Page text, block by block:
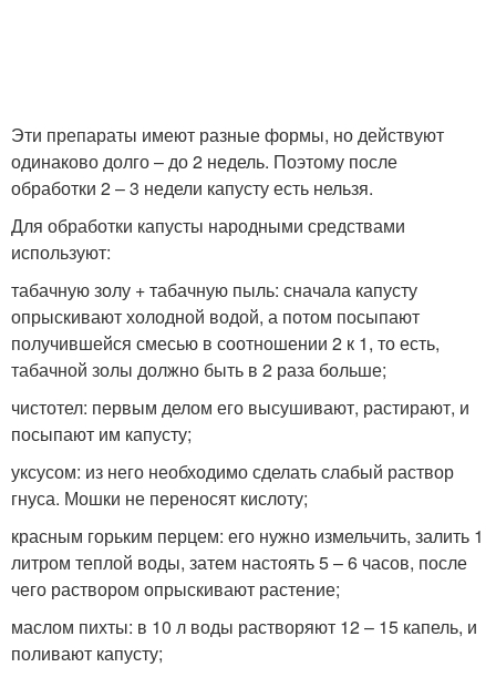
Эти препараты имеют разные формы, но действуют
одинаково долго – до 2 недель. Поэтому после
обработки 2 – 3 недели капусту есть нельзя.
Для обработки капусты народными средствами
используют:
табачную золу + табачную пыль: сначала капусту
опрыскивают холодной водой, а потом посыпают
получившейся смесью в соотношении 2 к 1, то есть,
табачной золы должно быть в 2 раза больше;
чистотел: первым делом его высушивают, растирают, и
посыпают им капусту;
уксусом: из него необходимо сделать слабый раствор
гнуса. Мошки не переносят кислоту;
красным горьким перцем: его нужно измельчить, залить 1
литром теплой воды, затем настоять 5 – 6 часов, после
чего раствором опрыскивают растение;
маслом пихты: в 10 л воды растворяют 12 – 15 капель, и
поливают капусту;